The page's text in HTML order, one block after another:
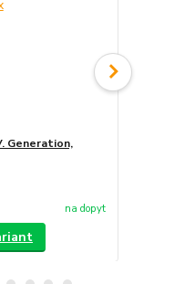
Generation,
na dopyt